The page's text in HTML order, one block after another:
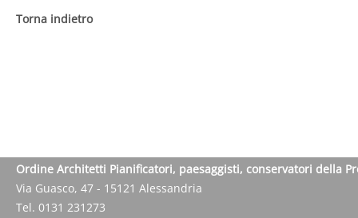
Torna indietro
Ordine Architetti Pianificatori, paesaggisti, conservatori della
Via Guasco, 47 - 15121 Alessandria
Tel. 0131 231273